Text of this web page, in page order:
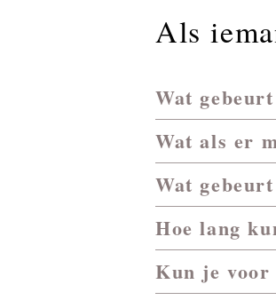
Als
Wat
Wat als er
Wat
Hoe lang
Kun je voor